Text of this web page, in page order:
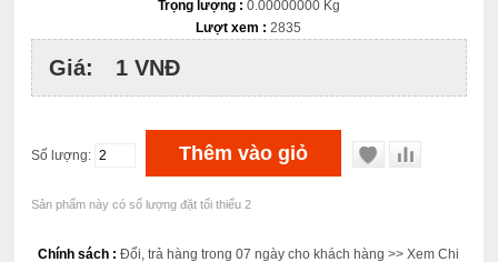
Trọng lượng : 0.00000000 Kg
Lượt xem : 2835
Giá: 1 VNĐ
Số lượng:
Sản phẩm này có số lượng đặt tối thiểu 2
Chính sách : Đổi, trả hàng trong 07 ngày cho khách hàng>> Xem Chi